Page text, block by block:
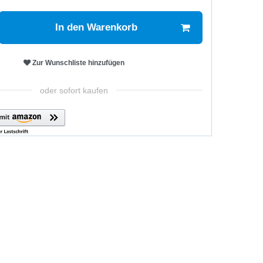
In den Warenkorb
Zur Wunschliste hinzufügen
oder sofort kaufen